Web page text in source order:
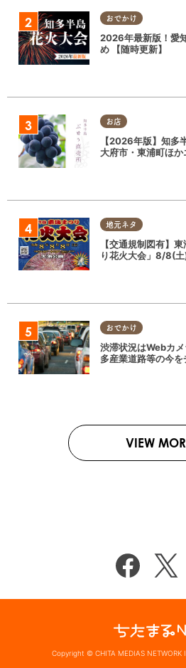
おでかけ
2026年最新版！愛
め 【随時更新】
お店
【2026年版】知多
大府市・東浦町ほ
地元ネタ
【交通規制図有】
り花火大会」8/8(土
おでかけ
渋滞状況はWebカ
多産業道路等の今を
VIEW
Copyright © CHITA MEDIAS NETWORK